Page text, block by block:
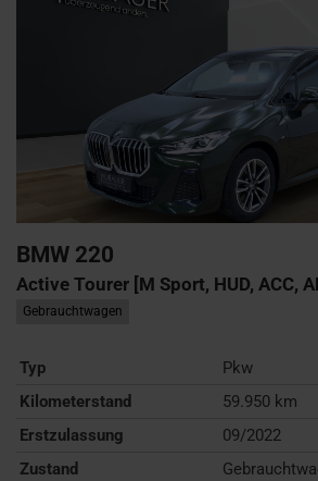
BMW 220
Active Tourer [M Sport, HUD, ACC,
Gebrauchtwagen
Typ
Pkw
Kilometerstand
59.950 km
Erstzulassung
09/2022
Zustand